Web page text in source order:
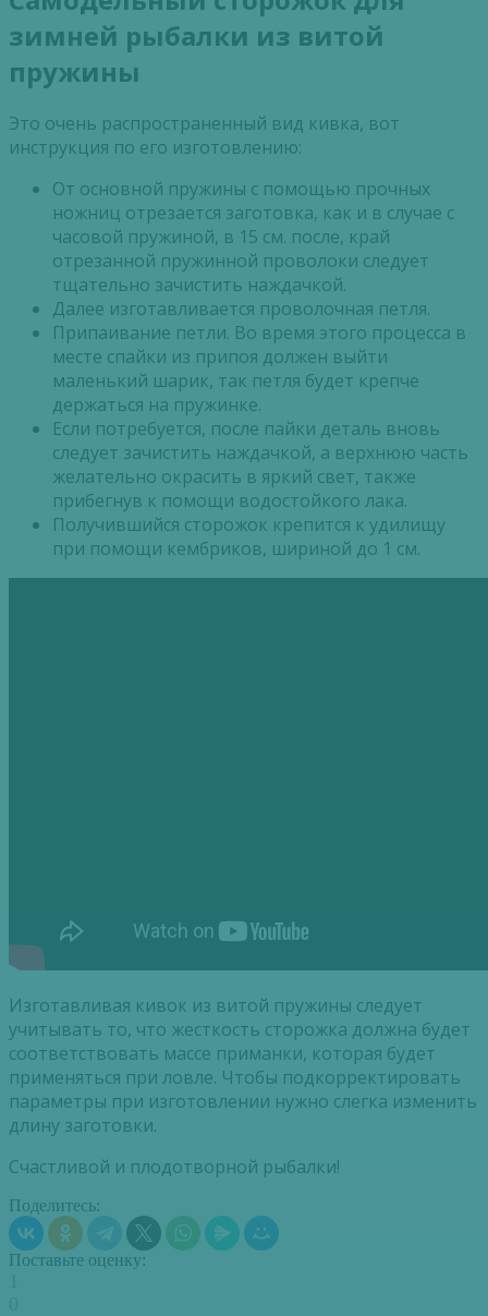
зимней рыбалки из витой
пружины
Это очень распространенный вид кивка, вот
инструкция по его изготовлению:
От основной пружины с помощью прочных
ножниц отрезается заготовка, как и в случае с
часовой пружиной, в 15 см. после, край
отрезанной пружинной проволоки следует
тщательно зачистить наждачкой.
Далее изготавливается проволочная петля.
Припаивание петли. Во время этого процесса в
месте спайки из припоя должен выйти
маленький шарик, так петля будет крепче
держаться на пружинке.
Если потребуется, после пайки деталь вновь
следует зачистить наждачкой, а верхнюю часть
желательно окрасить в яркий свет, также
прибегнув к помощи водостойкого лака.
Получившийся сторожок крепится к удилищу
при помощи кембриков, шириной до 1 см.
Изготавливая кивок из витой пружины следует
учитывать то, что жесткость сторожка должна будет
соответствовать массе приманки, которая будет
применяться при ловле. Чтобы подкорректировать
параметры при изготовлении нужно слегка изменить
длину заготовки.
Счастливой и плодотворной рыбалки!
Поделитесь:
Поставьте оценку: